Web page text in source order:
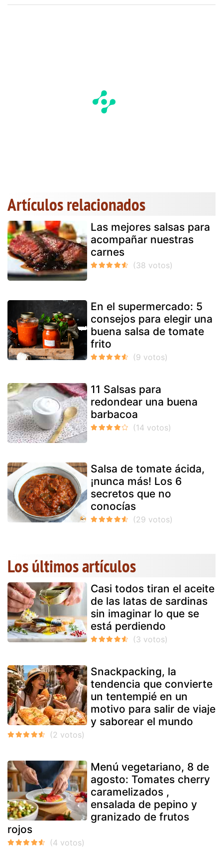
Artículos relacionados
Las mejores salsas para
acompañar nuestras
carnes
En el supermercado: 5
consejos para elegir una
buena salsa de tomate
frito
11 Salsas para
redondear una buena
barbacoa
Salsa de tomate ácida,
¡nunca más! Los 6
secretos que no
conocías
Los últimos artículos
Casi todos tiran el aceite
de las latas de sardinas
sin imaginar lo que se
está perdiendo
Snackpacking, la
tendencia que convierte
un tentempié en un
motivo para salir de viaje
y saborear el mundo
Menú vegetariano, 8 de
agosto: Tomates cherry
caramelizados ,
ensalada de pepino y
granizado de frutos
rojos